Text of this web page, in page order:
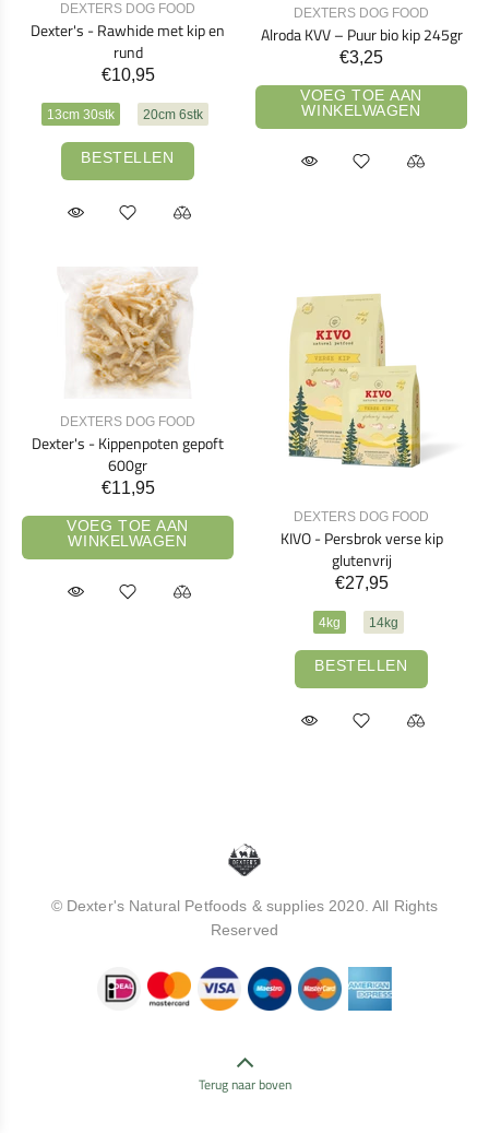
DEXTERS DOG FOOD
Dexter's - Rawhide met kip en
rund
€10,95
13cm 30stk 20cm 6stk
BESTELLEN
DEXTERS DOG FOOD
Alroda KVV – Puur bio kip 245gr
€3,25
VOEG TOE AAN
WINKELWAGEN
DEXTERS DOG FOOD
Dexter's - Kippenpoten gepoft
600gr
€11,95
VOEG TOE AAN
WINKELWAGEN
DEXTERS DOG FOOD
KIVO - Persbrok verse kip
glutenvrij
€27,95
4kg 14kg
BESTELLEN
© Dexter's Natural Petfoods & supplies 2020. All Rights
Reserved
Terug naar boven